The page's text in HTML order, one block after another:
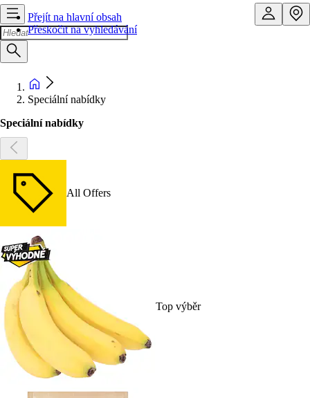
Přejít na hlavní obsah
Přeskočit na vyhledávání
Speciální nabídky
Speciální nabídky
All Offers
Top výběr